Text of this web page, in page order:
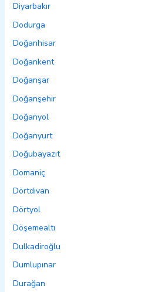
Diyarbakır
Dodurga
Doğanhisar
Doğankent
Doğanşar
Doğanşehir
Doğanyol
Doğanyurt
Doğubayazıt
Domaniç
Dörtdivan
Dörtyol
Döşemealtı
Dulkadiroğlu
Dumlupınar
Durağan